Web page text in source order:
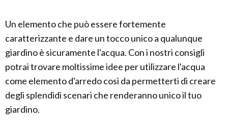
Un elemento che può essere fortemente
caratterizzante e dare un tocco unico a qualunque
giardino è sicuramente l'acqua. Con i nostri consigli
potrai trovare moltissime idee per utilizzare l'acqua
come elemento d'arredo così da permetterti di creare
degli splendidi scenari che renderanno unico il tuo
giardino.